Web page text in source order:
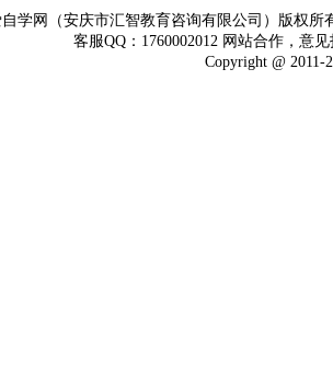
学网（安庆市汇智教育咨询有限公司）版权
客服QQ：1760002012 网站合作，意
Copyright @